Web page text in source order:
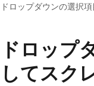
ドロップダウンの選択
ドロップ
してスク